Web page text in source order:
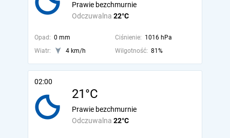
Odczuwalna 22°C
Prawie bezchmurnie
Opad: 0 mm Ciśnienie: 1016 hPa
Wiatr:
4 km/h Wilgotność: 81%
02:00
21°C
Odczuwalna 22°C
Prawie bezchmurnie